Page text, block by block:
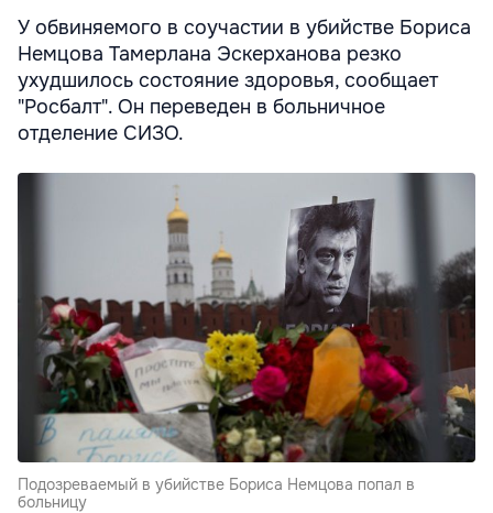
У обвиняемого в соучастии в убийстве Бориса
Немцова Тамерлана Эскерханова резко
ухудшилось состояние здоровья, сообщает
"Росбалт". Он переведен в больничное
отделение СИЗО.
Подозреваемый в убийстве Бориса Немцова попал в
больницу